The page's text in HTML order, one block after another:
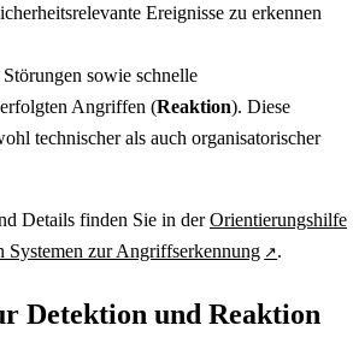
Ereignisse zu erkennen
sowie schnelle
Angriffen (Reaktion). Diese
technischer als auch organisatorischer
Details finden Sie in derOrientierungshilfe
Systemen zur Angriffserkennung
.
Detektion und Reaktion